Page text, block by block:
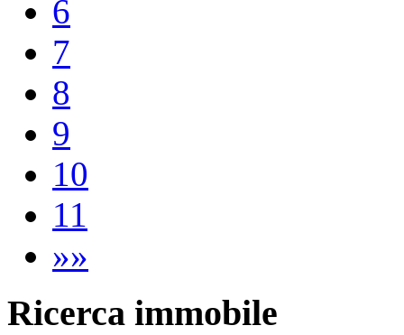
6
7
8
9
10
11
»»
Ricerca immobile